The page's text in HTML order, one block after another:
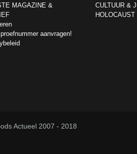
MAGAZINE &
aanvragen!
CULTUUR &
HOLOCAUST
Actueel 2007 - 2018